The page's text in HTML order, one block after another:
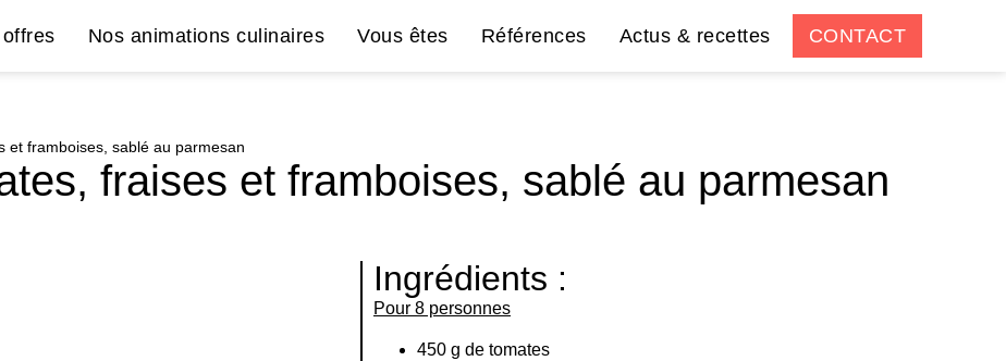
Nos animations culinaires Vous êtes Références Actus & recettes CONTACT
et framboises, sablé au parmesan
fraises et framboises, sablé au parmesan
Ingrédients :
Pour 8 personnes
450 g de tomates